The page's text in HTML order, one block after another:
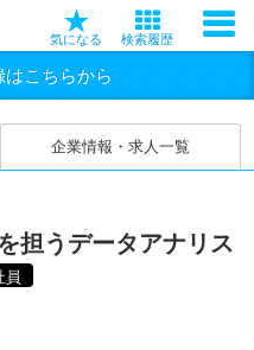
気になる 検索履歴
こちらから
企業情報・求人一覧
担うデータアナリス
員